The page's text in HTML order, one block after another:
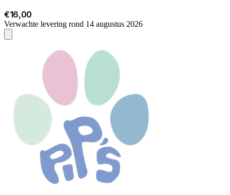
€16,00
Verwachte levering rond 14 augustus 2026